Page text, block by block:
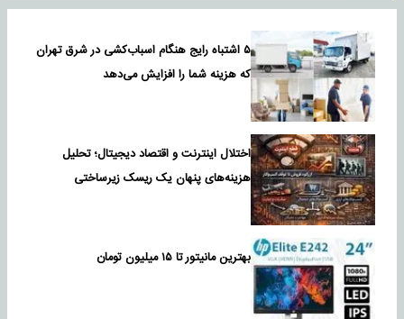
۵ اشتباه رایج هنگام اسباب‌کشی در شرق تهران
که هزینه شما را افزایش می‌دهد
اختلال اینترنت و اقتصاد دیجیتال؛ تحلیل
هزینه‌های پنهان یک ریسک زیرساختی
بهترین مانیتور تا ۱۵ میلیون تومان